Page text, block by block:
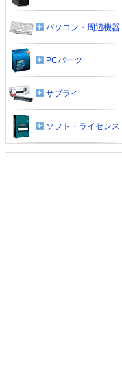
パソコン・周辺機器
PCパーツ
サプライ
ソフト・ライセンス